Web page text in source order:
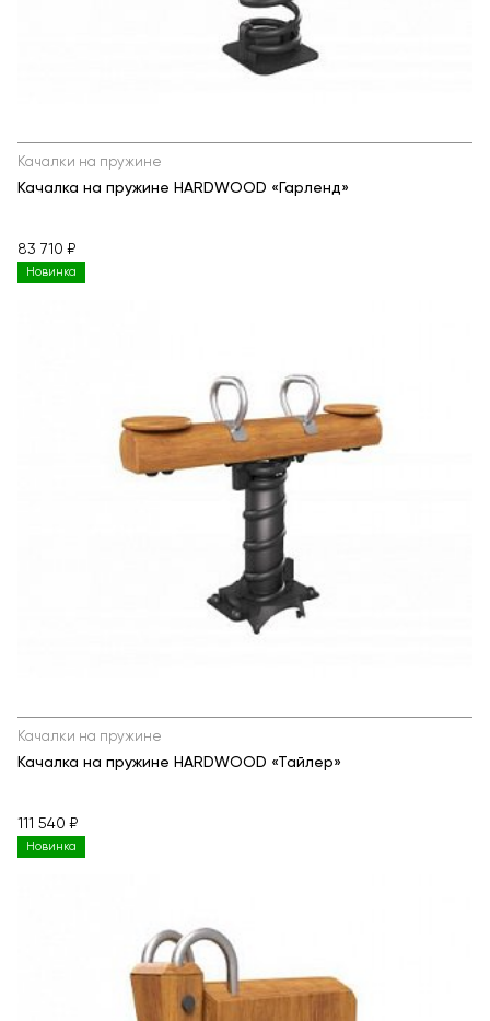
Качалки на пружине
Качалка на пружине HARDWOOD «Гарленд»
83 710 ₽
Новинка
Качалки на пружине
Качалка на пружине HARDWOOD «Тайлер»
111 540 ₽
Новинка